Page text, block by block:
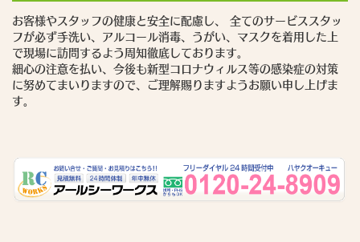
お客様やスタッフの健康と安全に配慮し、 全てのサービススタッ
フが必ず手洗い、アルコール消毒、うがい、マスクを着用した上
で現場に訪問するよう周知徹底しております。
細心の注意を払い、今後も新型コロナウィルス等の感染症の対策
に努めてまいりますので、ご理解賜りますようお願い申し上げま
す。